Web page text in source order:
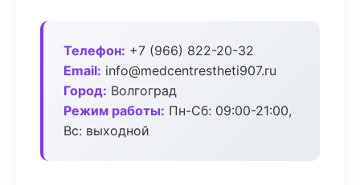
Телефон: +7 (966) 822-20-32
Email: info@medcentrestheti907.ru
Город: Волгоград
Режим работы: Пн-Сб: 09:00-21:00,
Вс: выходной